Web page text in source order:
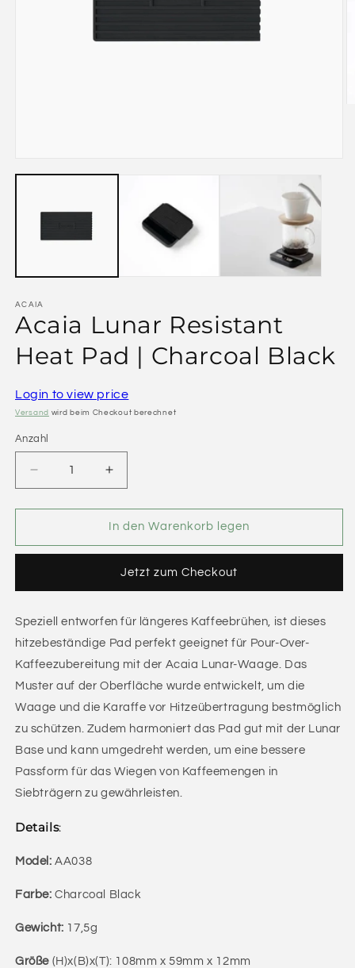
ACAIA
Acaia Lunar Resistant
Heat Pad | Charcoal Black
Login to view price
Versand wird beim Checkout berechnet
Anzahl
Verringere
die
Menge
Acaia
Heat
|
Charcoal
Black
Erhöhe
die
Menge
für
Acaia
Resistant
Heat
|
Charcoal
Black
In den Warenkorb legen
Jetzt zum Checkout
Speziell entworfen für längeres Kaffeebrühen, ist dieses
hitzebeständige Pad perfekt geeignet für Pour-Over-
Kaffeezubereitung mit der Acaia Lunar-Waage. Das
Muster auf der Oberfläche wurde entwickelt, um die
Waage und die Karaffe vor Hitzeübertragung bestmöglich
zu schützen. Zudem harmoniert das Pad gut mit der Lunar
Base und kann umgedreht werden, um eine bessere
Passform für das Wiegen von Kaffeemengen in
Siebträgern zu gewährleisten.
Details:
Model: AA038
Farbe: Charcoal Black
Gewicht: 17,5g
Größe (H)x(B)x(T): 108mm x 59mm x 12mm